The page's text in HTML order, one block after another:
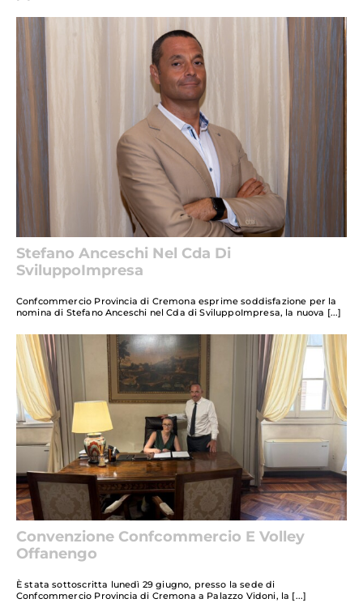
Stefano Anceschi Nel Cda Di
SviluppoImpresa
Confcommercio Provincia di Cremona esprime soddisfazione per la
nomina di Stefano Anceschi nel Cda di SviluppoImpresa, la nuova
Convenzione Confcommercio E Volley
Offanengo
È stata sottoscritta lunedì 29 giugno, presso la sede di
Confcommercio Provincia di Cremona a Palazzo Vidoni, la